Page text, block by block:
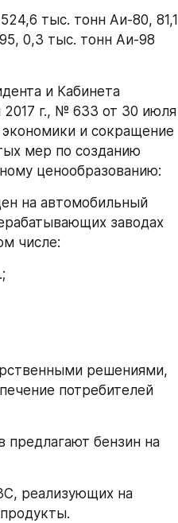
тыс. тонн Аи-80, 81,1
0,3 тыс. тонн Аи-98
и Кабинета
2017 г., № 633 от 30 июля
и сокращение
мер по созданию
ценообразованию:
на автомобильный
заводах
числе:
решениями,
потребителей
предлагают бензин на
реализующих на